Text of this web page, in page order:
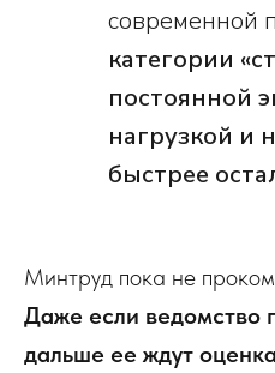
современной
категории
постоянной
нагрузкой и
быстрее
Минтруд пока не
Даже если ведомство
дальше ее ждут